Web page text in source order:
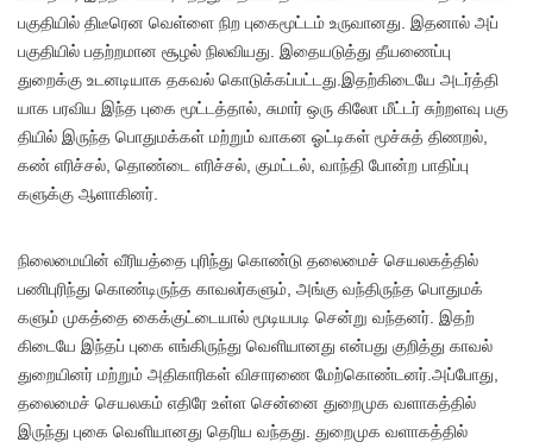
பகு​தி​யில் திடீரென வெள்ளை நிற புகைமூட்​டம் உரு​வானது. இதனால் அப்​
பகு​தி​யில் பதற்​ற​மான சூழல் நில​வியது. இதையடுத்து தீயணைப்பு
துறைக்கு உடனடி​யாக தகவல் கொடுக்​கப்​பட்​டது.இதற்​கிடையே அடர்த்​தி​
யாக பரவிய இந்த புகை மூட்​டத்​தால், சுமார் ஒரு கிலோ மீட்​டர் சுற்​றளவு பகு​
தி​யில் இருந்த பொது​மக்​கள் மற்​றும் வாகன ஓட்​டிகள் மூச்​சுத் திணறல்,
கண் எரிச்​சல், தொண்டை எரிச்​சல், குமட்​டல், வாந்தி போன்ற பாதிப்​பு​
களுக்கு ஆளாகினர்.
நிலை​மை​யின் வீரி​யத்தை புரிந்து கொண்டு தலை​மைச் செயல​கத்​தில்
பணிபுரிந்து கொண்​டிருந்த காவலர்​களும், அங்கு வந்​திருந்த பொது​மக்​
களும் முகத்தை கைக்​குட்​டையால் மூடியபடி சென்று வந்​தனர். இதற்​
கிடையே இந்​தப் புகை எங்​கிருந்து வெளி​யானது என்​பது குறித்து காவல்
துறை​யினர் மற்​றும் அதி​காரி​கள் விசா​ரணை மேற்​கொண்​டனர்.அப்​போது,
தலை​மைச் செயல​கம் எதிரே உள்ள சென்னை துறைமுக வளாகத்​தில்
இருந்து புகை வெளி​யானது தெரிய வந்​தது. துறை​முக வளாகத்​தில்